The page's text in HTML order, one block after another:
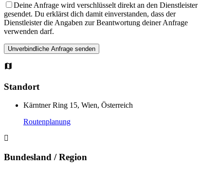
Deine Anfrage wird verschlüsselt direkt an den Dienstleister
gesendet. Du erklärst dich damit einverstanden, dass der
Dienstleister die Angaben zur Beantwortung deiner Anfrage
verwenden darf.
Standort
Kärntner Ring 15, Wien, Österreich
Routenplanung
Bundesland / Region